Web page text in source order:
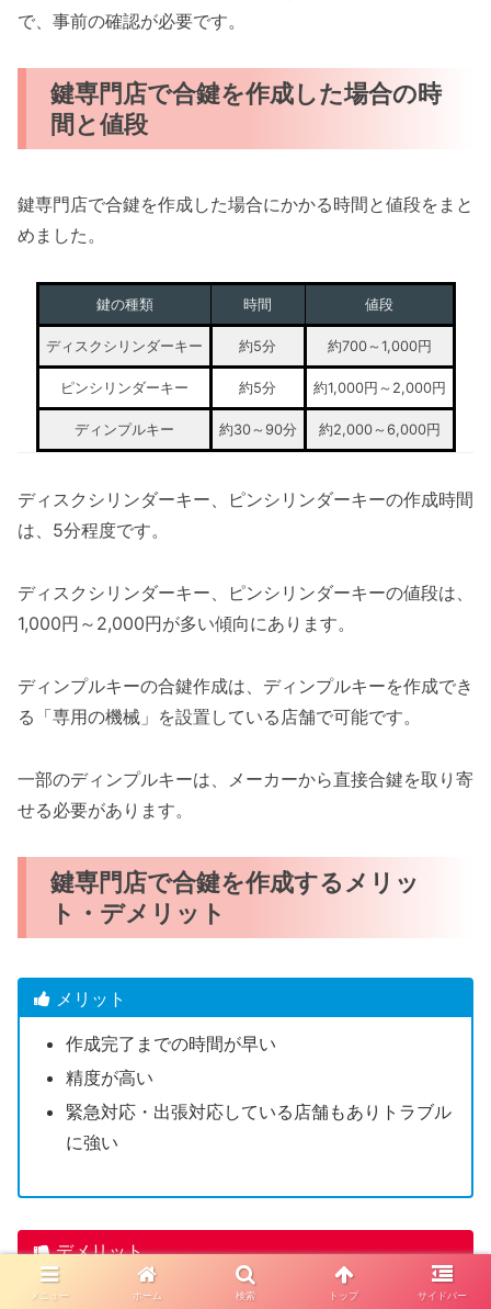
で、事前の確認が必要です。
鍵専門店で合鍵を作成した場合の時
間と値段
鍵専門店で合鍵を作成した場合にかかる時間と値段をまと
めました。
鍵の種類 時間 値段
ディスクシリンダーキー 約5分 約700～1,000円
ピンシリンダーキー 約5分 約1,000円～2,000円
ディンプルキー 約30～90分 約2,000～6,000円
ディスクシリンダーキー、ピンシリンダーキーの作成時間
は、5分程度です。
ディスクシリンダーキー、ピンシリンダーキーの値段は、
1,000円～2,000円が多い傾向にあります。
ディンプルキーの合鍵作成は、ディンプルキーを作成でき
る「専用の機械」を設置している店舗で可能です。
一部のディンプルキーは、メーカーから直接合鍵を取り寄
せる必要があります。
鍵専門店で合鍵を作成するメリッ
ト・デメリット
メリット
作成完了までの時間が早い
精度が高い
緊急対応・出張対応している店舗もありトラブル
に強い
デメリット
一部のディンプルキーは店舗で合鍵作成できない
メニュー ホーム 検索 トップ サイドバー